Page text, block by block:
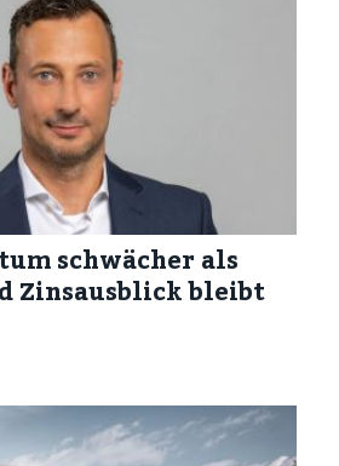
schwächer als
Zinsausblick bleibt